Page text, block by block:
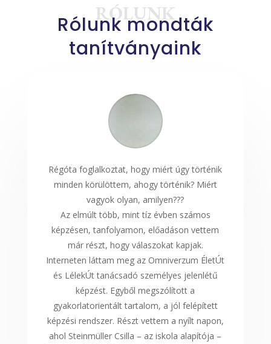
RÓLUNK
Rólunk mondták
tanítványaink
Régóta foglalkoztat, hogy miért úgy történik
minden körülöttem, ahogy történik? Miért
vagyok olyan, amilyen???
Az elmúlt több, mint tíz évben számos
képzésen, tanfolyamon, előadáson vettem
már részt, hogy válaszokat kapjak.
Interneten láttam meg az Omniverzum ÉletÚt
és LélekÚt tanácsadó személyes jelenlétű
képzést. Egyből megszólított a
gyakorlatorientált tartalom, a jól felépített
képzési rendszer. Részt vettem a nyílt napon,
ahol Steinmüller Csilla – az iskola alapítója –